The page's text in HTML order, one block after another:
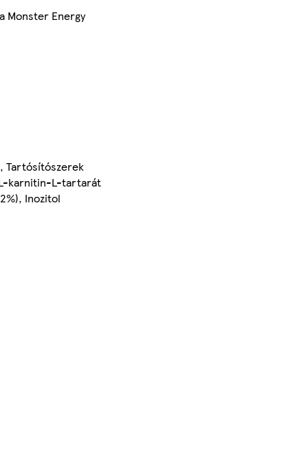
Monster Energy
Tartósítószerek
L-karnitin-L-tartarát
Inozitol